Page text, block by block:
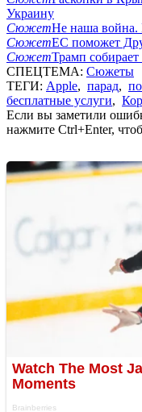
Украину
СюжетНе наша
СюжетЕС поможет
СюжетТрамп
СПЕЦТЕМА: Сюжеты
ТЕГИ: Apple, парад,
бесплатные услуги,
Если вы заметили
нажмите Ctrl+Enter,